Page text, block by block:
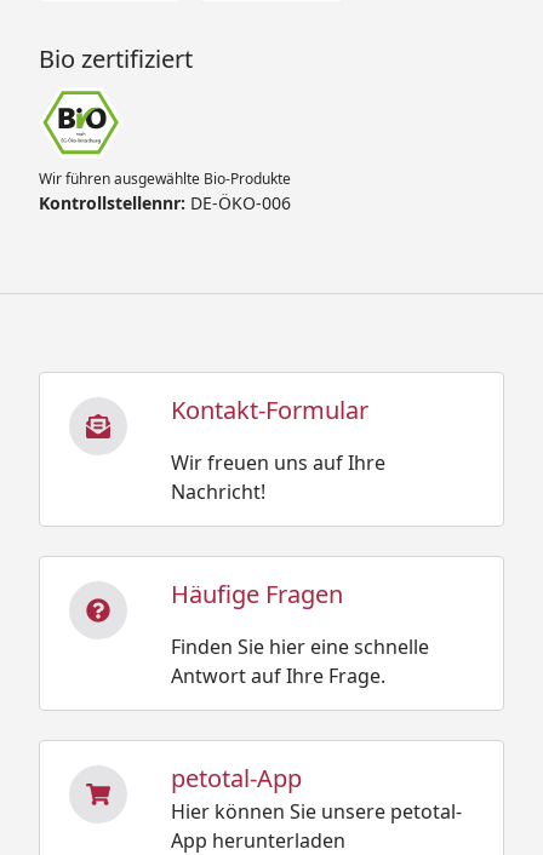
Bio zertifiziert
Wir führen ausgewählte Bio-Produkte
Kontrollstellennr: DE-ÖKO-006
Kontakt-Formular
Wir freuen uns auf Ihre
Nachricht!
Häufige Fragen
Finden Sie hier eine schnelle
Antwort auf Ihre Frage.
petotal-App
Hier können Sie unsere petotal-
App herunterladen